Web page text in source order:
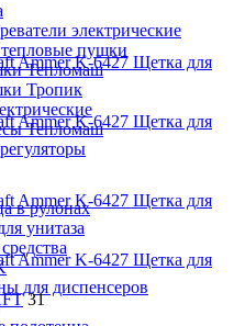
электрические
пушки
Тепломаш
Тропик
Тепломаш
в рулонах
унитаза
для диспенсеров
31